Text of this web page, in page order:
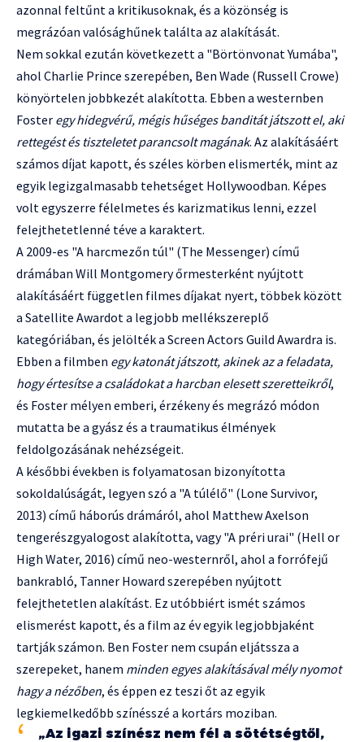
azonnal feltűnt a kritikusoknak, és a közönség is
megrázóan valósághűnek találta az alakítását.
Nem sokkal ezután következett a "Börtönvonat Yumába",
ahol Charlie Prince szerepében, Ben Wade (Russell Crowe)
könyörtelen jobbkezét alakította. Ebben a westernben
Foster egy hidegvérű, mégis hűséges banditát játszott el, aki
rettegést és tiszteletet parancsolt magának. Az alakításáért
számos díjat kapott, és széles körben elismerték, mint az
egyik legizgalmasabb tehetséget Hollywoodban. Képes
volt egyszerre félelmetes és karizmatikus lenni, ezzel
felejthetetlenné téve a karaktert.
A 2009-es "A harcmezőn túl" (The Messenger) című
drámában Will Montgomery őrmesterként nyújtott
alakításáért független filmes díjakat nyert, többek között
a Satellite Awardot a legjobb mellékszereplő
kategóriában, és jelölték a Screen Actors Guild Awardra is.
Ebben a filmben egy katonát játszott, akinek az a feladata,
hogy értesítse a családokat a harcban elesett szeretteikről,
és Foster mélyen emberi, érzékeny és megrázó módon
mutatta be a gyász és a traumatikus élmények
feldolgozásának nehézségeit.
A későbbi években is folyamatosan bizonyította
sokoldalúságát, legyen szó a "A túlélő" (Lone Survivor,
2013) című háborús drámáról, ahol Matthew Axelson
tengerészgyalogost alakította, vagy "A préri urai" (Hell or
High Water, 2016) című neo-westernről, ahol a forrófejű
bankrabló, Tanner Howard szerepében nyújtott
felejthetetlen alakítást. Ez utóbbiért ismét számos
elismerést kapott, és a film az év egyik legjobbjaként
tartják számon. Ben Foster nem csupán eljátssza a
szerepeket, hanem minden egyes alakításával mély nyomot
hagy a nézőben, és éppen ez teszi őt az egyik
legkiemelkedőbb színésszé a kortárs moziban.
„Az igazi színész nem fél a sötétségtől,